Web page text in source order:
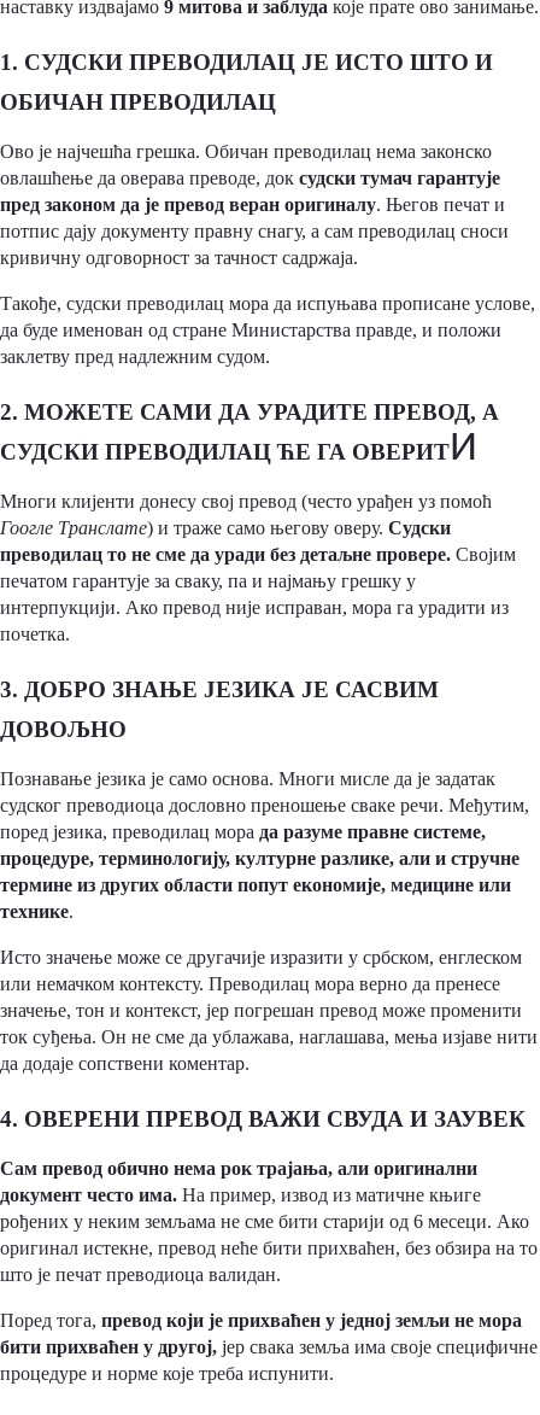
наставку издвајамо 9 митова и заблуда које прате ово занимање.
1. СУДСКИ ПРЕВОДИЛАЦ ЈЕ ИСТО ШТО И
ОБИЧАН ПРЕВОДИЛАЦ
Ово је најчешћа грешка. Обичан преводилац нема законско
овлашћење да оверава преводе, док судски тумач гарантује
пред законом да је превод веран оригиналу. Његов печат и
потпис дају документу правну снагу, а сам преводилац сноси
кривичну одговорност за тачност садржаја.
Такође, судски преводилац мора да испуњава прописане услове,
да буде именован од стране Министарства правде, и положи
заклетву пред надлежним судом.
2. МОЖЕТЕ САМИ ДА УРАДИТЕ ПРЕВОД, А
СУДСКИ ПРЕВОДИЛАЦ ЋЕ ГА ОВЕРИТ И
Многи клијенти донесу свој превод (често урађен уз помоћ
Гоогле Транслате) и траже само његову оверу. Судски
преводилац то не сме да уради без детаљне провере. Својим
печатом гарантује за сваку, па и најмању грешку у
интерпукцији. Ако превод није исправан, мора га урадити из
почетка.
3. ДОБРО ЗНАЊЕ ЈЕЗИКА ЈЕ САСВИМ
ДОВОЉНО
Познавање језика је само основа. Многи мисле да је задатак
судског преводиоца дословно преношење сваке речи. Међутим,
поред језика, преводилац мора да разуме правне системе,
процедуре, терминологију, културне разлике, али и стручне
термине из других области попут економије, медицине или
технике.
Исто значење може се другачије изразити у србском, енглеском
или немачком контексту. Преводилац мора верно да пренесе
значење, тон и контекст, јер погрешан превод може променити
ток суђења. Он не сме да ублажава, наглашава, мења изјаве нити
да додаје сопствени коментар.
4. ОВЕРЕНИ ПРЕВОД ВАЖИ СВУДА И ЗАУВЕК
Сам превод обично нема рок трајања, али оригинални
документ често има. На пример, извод из матичне књиге
рођених у неким земљама не сме бити старији од 6 месеци. Ако
оригинал истекне, превод неће бити прихваћен, без обзира на то
што је печат преводиоца валидан.
Поред тога, превод који је прихваћен у једној земљи не мора
бити прихваћен у другој, јер свака земља има своје специфичне
процедуре и норме које треба испунити.